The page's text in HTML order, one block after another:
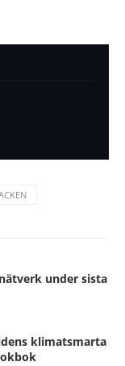
under sista
klimatsmarta